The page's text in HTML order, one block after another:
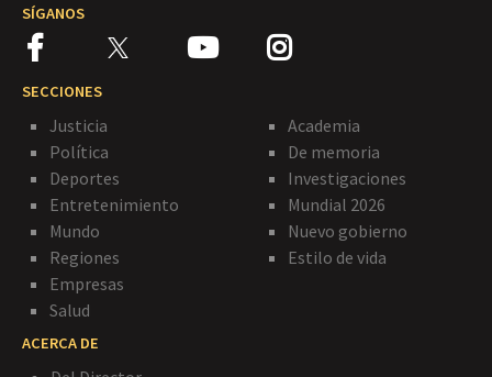
SÍGANOS
SECCIONES
Justicia
Política
Deportes
Entretenimiento
Mundo
Regiones
Empresas
Salud
Academia
De memoria
Investigaciones
Mundial 2026
Nuevo gobierno
Estilo de vida
ACERCA DE